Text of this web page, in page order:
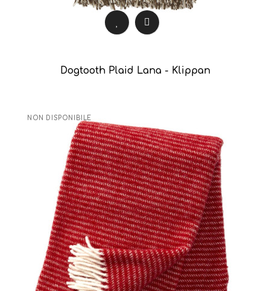
Dogtooth Plaid Lana - Klippan
NON DISPONIBILE